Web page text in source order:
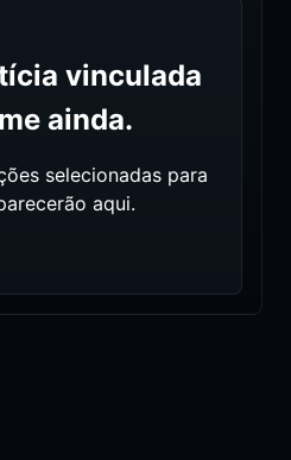
vinculada
ainda.
selecionadas para
aqui.